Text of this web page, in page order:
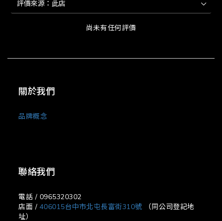
尚未有任何評價
關於我們
品牌概念
聯絡我們
電話 / 0965320302
店面 / 406015台中市北屯長富街310號（同公司登記地
址）